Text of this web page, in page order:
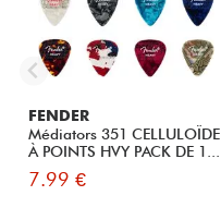
FENDER
Médiators 351 CELLULOÏDE
À POINTS HVY PACK DE 1...
7.99 €